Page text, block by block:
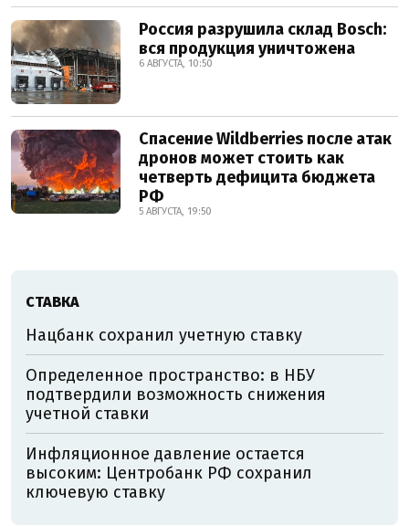
Россия разрушила склад Bosch:
вся продукция уничтожена
6 АВГУСТА, 10:50
Спасение Wildberries после атак
дронов может стоить как
четверть дефицита бюджета
РФ
5 АВГУСТА, 19:50
СТАВКА
Нацбанк сохранил учетную ставку
Определенное пространство: в НБУ
подтвердили возможность снижения
учетной ставки
Инфляционное давление остается
высоким: Центробанк РФ сохранил
ключевую ставку